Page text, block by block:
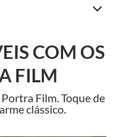
COM OS
FILM
Film. Toque de
clássico.